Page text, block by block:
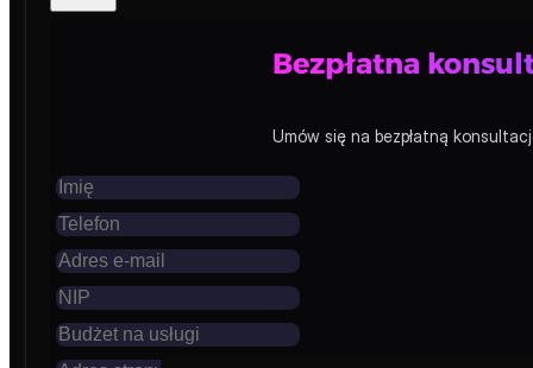
Bezpłatna
Umów się na bezpłatną
Miejsce reklamowe – Blog
Premium miejsce reklamowe w sidebarze bloga
CZAS REKLAMY
1 miesiąc 6 miesięcy
ilość